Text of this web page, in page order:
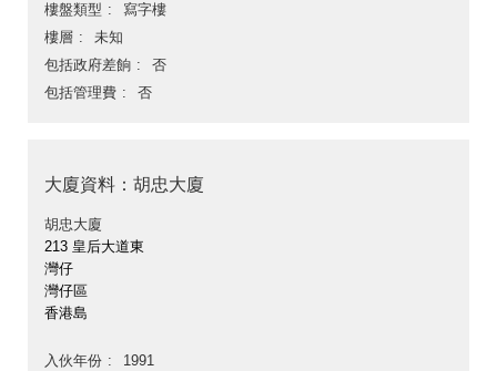
樓盤類型
寫字樓
樓層
未知
包括政府差餉
否
包括管理費
否
大廈資料：胡忠大廈
胡忠大廈
213 皇后大道東
灣仔
灣仔區
香港島
入伙年份
1991